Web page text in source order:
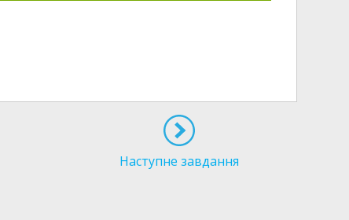
Наступне завдання